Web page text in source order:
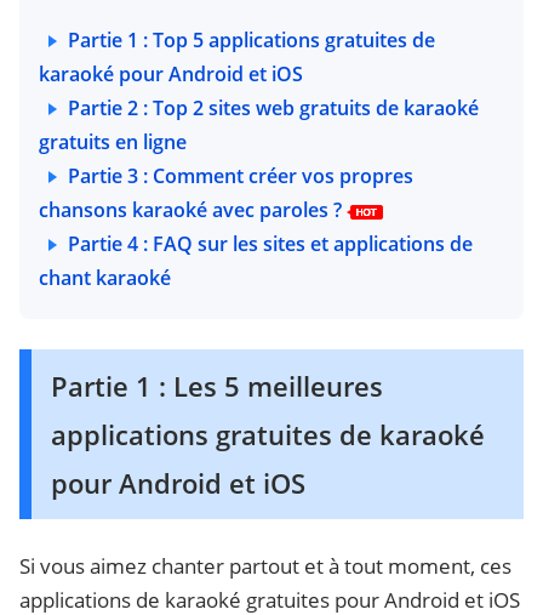
Partie 1 : Top 5 applications gratuites de
karaoké pour Android et iOS
Partie 2 : Top 2 sites web gratuits de karaoké
gratuits en ligne
Partie 3 : Comment créer vos propres
chansons karaoké avec paroles ?
Partie 4 : FAQ sur les sites et applications de
chant karaoké
Partie 1 : Les 5 meilleures
applications gratuites de karaoké
pour Android et iOS
Si vous aimez chanter partout et à tout moment, ces
applications de karaoké gratuites pour Android et iOS